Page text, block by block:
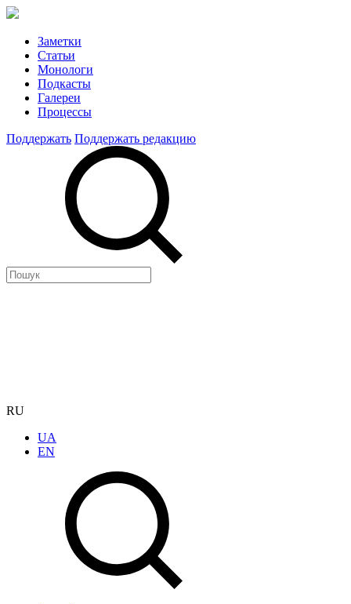
Заметки
Статьи
Монологи
Подкасты
Галереи
Процессы
Поддержать Поддержать редакцию
RU
UA
EN